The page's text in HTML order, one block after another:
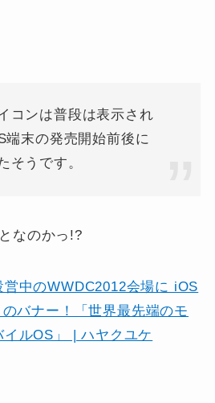
コンは普段は表示され
端末の発売開始前後に
そうです。
なのかっ!?
営中のWWDC2012会場に iOS
バナー！「世界最先端のモ
イルOS」 | ハヤクユケ